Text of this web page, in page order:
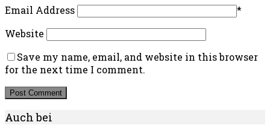
Email Address
*
Website
Save my name, email, and website in this browser
for the next time I comment.
Auch bei